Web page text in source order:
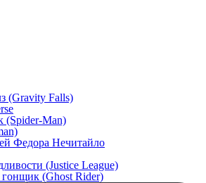
(Gravity Falls)
(Spider-Man)
Федора Нечитайло
(Justice League)
(Ghost Rider)